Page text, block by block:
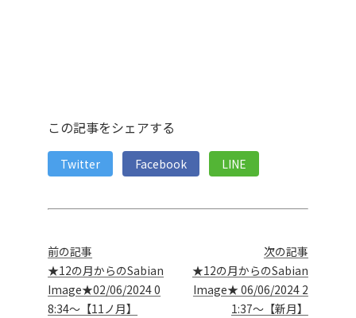
この記事をシェアする
Twitter Facebook LINE
前の記事
★12の月からのSabian
Image★02/06/2024 0
8:34～【11ノ月】
次の記事
★12の月からのSabian
Image★ 06/06/2024 2
1:37～【新月】